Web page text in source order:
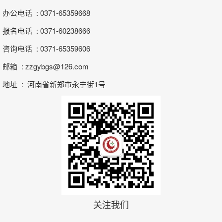
办公电话 : 0371-65359668
报名电话 : 0371-60238666
咨询电话 : 0371-65359606
邮箱 : zzgybgs@126.com
地址 : 河南省新郑市永宁街1号
关注我们